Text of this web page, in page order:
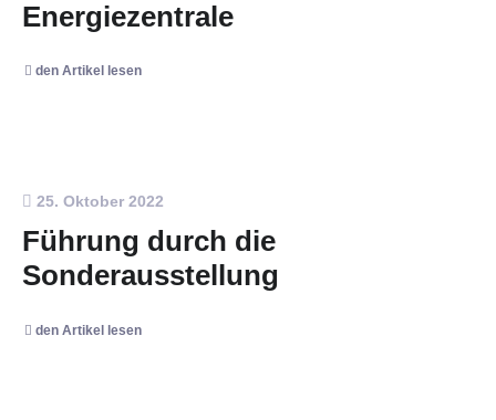
Energiezentrale
den Artikel lesen
25. Oktober 2022
Führung durch die
Sonderausstellung
den Artikel lesen